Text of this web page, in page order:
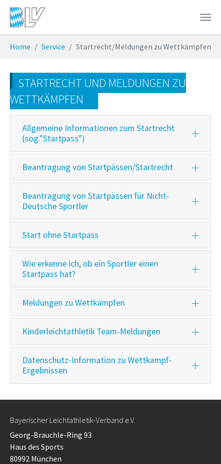
Zum Hauptinhalt springen
Home Service Startrecht/Meldungen zu Wettkämpfen
STARTRECHT UND MELDUNGEN ZU
WETTKÄMPFEN
Allgemeine Informationen zum Startrecht
(sog."Startpass")
Beantragung von Startpässen/Startrecht
Beantragung von Startpässen für Nicht-
Deutsche Sportler
Start ohne Startpass
Wie erkenne ich, ob ein Sportler einen
Startpass hat?
Meldungen zu Wettkämpfen
Kinderleichtathletik Team-Meldungen
Datenschutz-Information zu Wettkampf-
Ergebnissen
Bayerischer Leichtathletik-Verband e.V.
Georg-Brauchle-Ring 93
Haus des Sports
80992 München